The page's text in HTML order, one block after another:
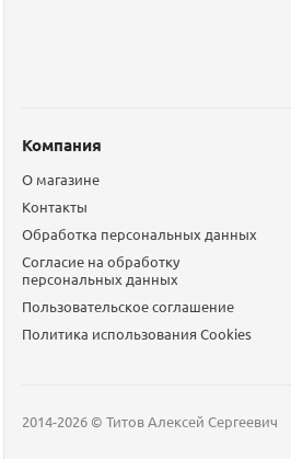
Компания
О магазине
Контакты
Обработка персональных данных
Согласие на обработку
персональных данных
Пользовательское соглашение
Политика использования Сookies
2014-2026 © Титов Алексей Сергеевич